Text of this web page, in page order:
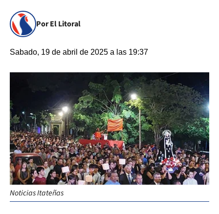
Por El Litoral
Sabado, 19 de abril de 2025 a las 19:37
Noticias Itateñas